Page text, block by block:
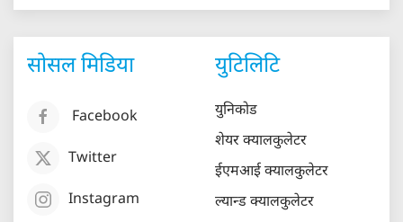
सोसल मिडिया
Facebook
Twitter
Instagram
युटिलिटि
युनिकोड
शेयर क्यालकुलेटर
ईएमआई क्यालकुलेटर
ल्यान्ड क्यालकुलेटर